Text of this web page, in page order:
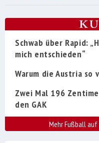
Schwab über Rapid:
mich entschieden“
Warum die Austria
Zwei Mal 196
den GAK
Mehr Fußball